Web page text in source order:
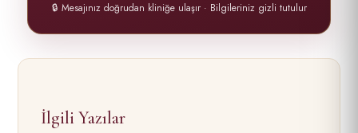
🔒 Mesajınız doğrudan kliniğe ulaşır · Bilgileriniz gizli tutulur
İlgili Yazılar